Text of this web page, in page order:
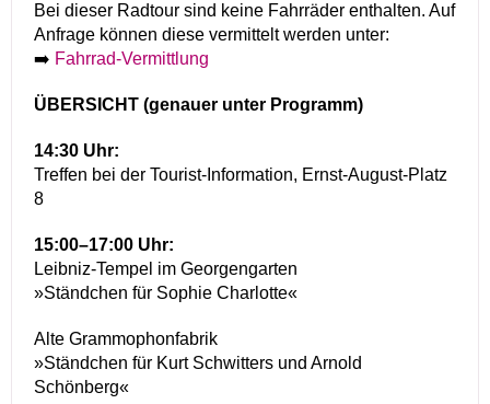
Bei dieser Radtour sind keine Fahrräder enthalten. Auf
Anfrage können diese vermittelt werden unter:
➡️ Fahrrad-Vermittlung
ÜBERSICHT (genauer unter Programm)
14:30 Uhr:
Treffen bei der Tourist-Information, Ernst-August-Platz
8
15:00–17:00 Uhr:
Leibniz-Tempel im Georgengarten
»Ständchen für Sophie Charlotte«
Alte Grammophonfabrik
»Ständchen für Kurt Schwitters und Arnold
Schönberg«